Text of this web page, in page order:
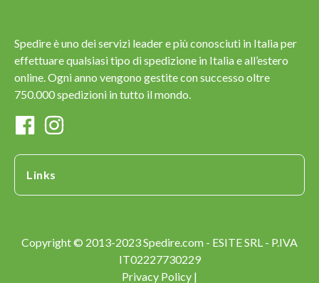
Spedire è uno dei servizi leader e più conosciuti in Italia per
effettuare qualsiasi tipo di spedizione in Italia e all’estero
online. Ogni anno vengono gestite con successo oltre
750.000 spedizioni in tutto il mondo.
Links
Copyright © 2013-2023 Spedire.com - ESITE SRL - P.IVA
IT02227730229
Privacy Policy |